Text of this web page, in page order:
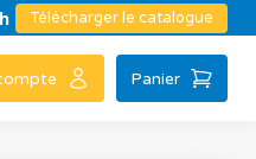
Télécharger le catalogue
Panier